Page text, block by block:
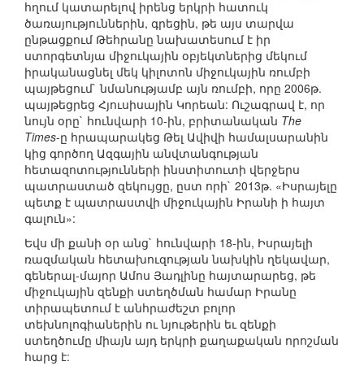
հղում կատարելով իրենց երկրի հատուկ
ծառայություններին, գրեցին, թե այս տարվա
ընթացքում Թեհրանը նախատեսում է իր
ստորգետնյա միջուկային օբյեկտներից մեկում
իրականացնել մեկ կիլոտոն միջուկային ռումբի
պայթեցում` նմանությամբ այն ռումբի, որը 2006թ.
պայթեցրեց Հյուսիսային Կորեան: Ուշագրավ է, որ
նույն օրը` հունվարի 10-ին, բրիտանական The
Times-ը հրապարակեց Թել Ավիվի համալսարանին
կից գործող Ազգային անվտանգության
հետազոտությունների ինստիտուտի վերջերս
պատրաստած զեկույցը, ըստ որի` 2013թ. «Իսրայելը
պետք է պատրաստվի միջուկային Իրանի ի հայտ
գալուն»:
Եվս մի քանի օր անց` հունվարի 18-ին, Իսրայելի
ռազմական հետախուզության նախկին ղեկավար,
գեներալ-մայոր Ամոս Յադլինը հայտարարեց, թե
միջուկային զենքի ստեղծման համար Իրանը
տիրապետում է անհրաժեշտ բոլոր
տեխնոլոգիաներին ու նյութերին եւ զենքի
ստեղծումը միայն այդ երկրի քաղաքական որոշման
հարց է: